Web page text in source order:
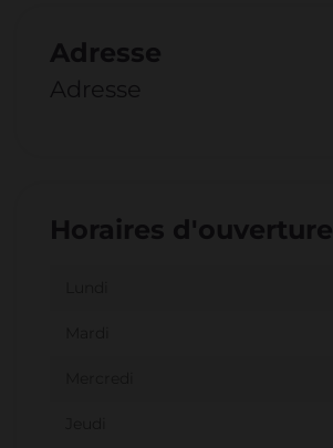
Adresse
Adresse
Horaires d'ouverture